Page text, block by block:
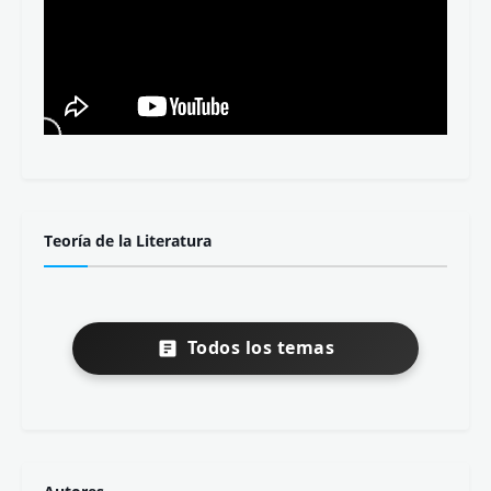
Teoría de la Literatura
Todos los temas